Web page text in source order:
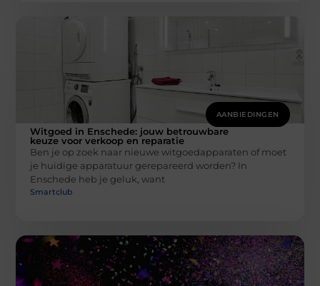
AANBIEDINGEN
Witgoed in Enschede: jouw betrouwbare
keuze voor verkoop en reparatie
Ben je op zoek naar nieuwe witgoedapparaten of moet
je huidige apparatuur gerepareerd worden? In
Enschede heb je geluk, want
Smartclub